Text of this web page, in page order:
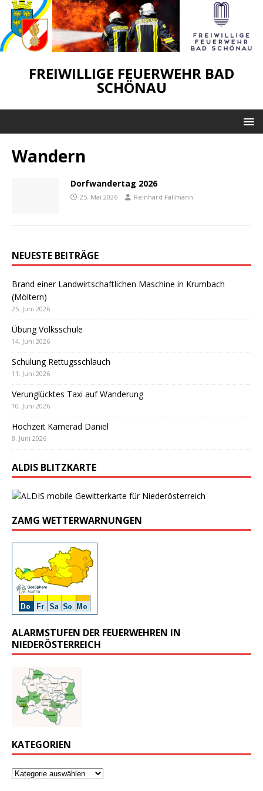
FREIWILLIGE FEUERWEHR BAD
SCHÖNAU
Wandern
Dorfwandertag 2026
25. Mai 2026 Reinhard Fallmann
NEUESTE BEITRÄGE
Brand einer Landwirtschaftlichen Maschine in Krumbach
(Möltern)
25. Juni 2026
Übung Volksschule
14. Juni 2026
Schulung Rettugsschlauch
11. Juni 2026
Verunglücktes Taxi auf Wanderung
10. Juni 2026
Hochzeit Kamerad Daniel
8. Juni 2026
ALDIS BLITZKARTE
ZAMG WETTERWARNUNGEN
ALARMSTUFEN DER FEUERWEHREN IN
NIEDERÖSTERREICH
KATEGORIEN